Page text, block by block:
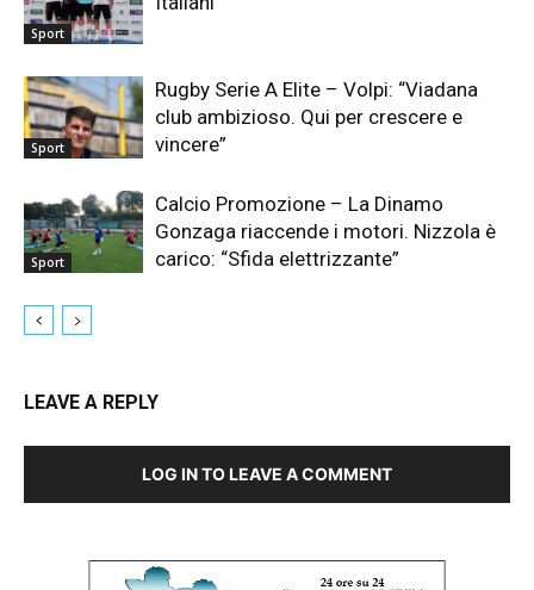
Sport
Sport
Rugby Serie A Elite – Volpi: “Viadana
club ambizioso. Qui per crescere e
vincere”
Sport
Calcio Promozione – La Dinamo
Gonzaga riaccende i motori. Nizzola è
carico: “Sfida elettrizzante”
LEAVE A REPLY
LOG IN TO LEAVE A COMMENT